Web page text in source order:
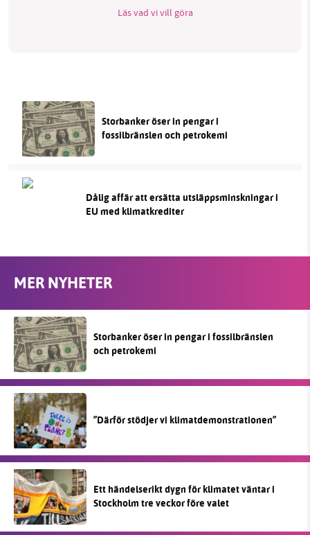
Läs vad vi vill göra
Storbanker öser in pengar i
fossilbränslen och petrokemi
Dålig affär att ersätta utsläppsminskningar i
EU med klimatkrediter
MER NYHETER
Storbanker öser in pengar i fossilbränslen
och petrokemi
”Därför stödjer vi klimatdemonstrationen”
Ett händelserikt dygn för klimatet väntar i
Stockholm tre veckor före valet